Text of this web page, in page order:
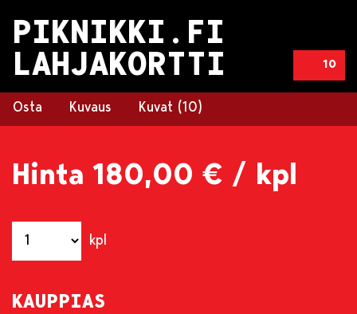
PIKNIKKI.FI
LAHJAKORTTI
10
PIKNIKKI.FI LAHJAKORTTI
Osta Kuvaus Kuvat (10)
Hinta 180,00 € / kpl
kpl
KAUPPIAS